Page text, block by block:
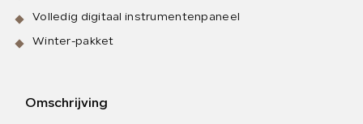
Volledig digitaal instrumentenpaneel
Winter-pakket
Omschrijving